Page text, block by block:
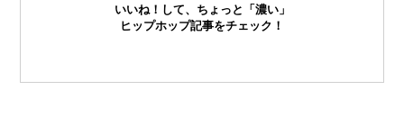
いいね！して、ちょっと「濃い」
ヒップホップ記事をチェック！